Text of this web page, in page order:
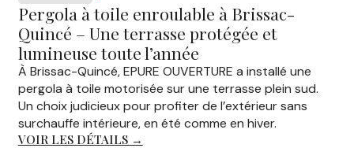
Pergola à toile enroulable à Brissac-
Quincé – Une terrasse protégée et
lumineuse toute l’année
À Brissac-Quincé, EPURE OUVERTURE a installé une
pergola à toile motorisée sur une terrasse plein sud.
Un choix judicieux pour profiter de l’extérieur sans
surchauffe intérieure, en été comme en hiver.
VOIR LES DÉTAILS →